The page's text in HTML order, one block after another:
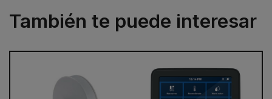
También te puede interesar